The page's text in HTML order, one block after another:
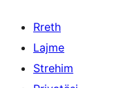
Rreth
Lajme
Strehim